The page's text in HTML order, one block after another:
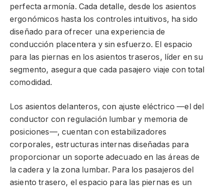
perfecta armonía. Cada detalle, desde los asientos
ergonómicos hasta los controles intuitivos, ha sido
diseñado para ofrecer una experiencia de
conducción placentera y sin esfuerzo. El espacio
para las piernas en los asientos traseros, líder en su
segmento, asegura que cada pasajero viaje con total
comodidad.
Los asientos delanteros, con ajuste eléctrico —el del
conductor con regulación lumbar y memoria de
posiciones—, cuentan con estabilizadores
corporales, estructuras internas diseñadas para
proporcionar un soporte adecuado en las áreas de
la cadera y la zona lumbar. Para los pasajeros del
asiento trasero, el espacio para las piernas es un